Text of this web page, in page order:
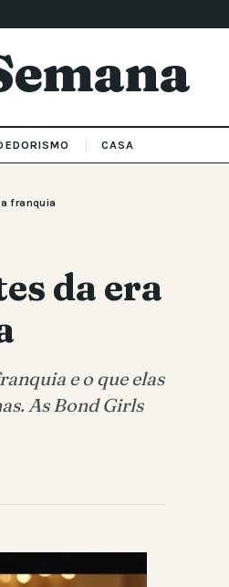
CASA
franquia
da era
e o que elas
As Bond Girls